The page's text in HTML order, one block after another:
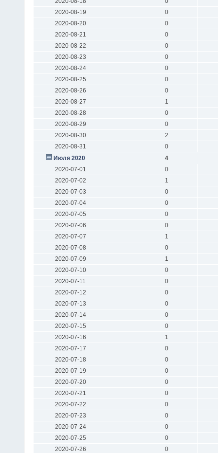
2020-08-19
0
2020-08-20
0
2020-08-21
0
2020-08-22
0
2020-08-23
0
2020-08-24
0
2020-08-25
0
2020-08-26
0
2020-08-27
1
2020-08-28
0
2020-08-29
0
2020-08-30
2
2020-08-31
0
Июля 2020
4
2020-07-01
0
2020-07-02
1
2020-07-03
0
2020-07-04
0
2020-07-05
0
2020-07-06
0
2020-07-07
1
2020-07-08
0
2020-07-09
1
2020-07-10
0
2020-07-11
0
2020-07-12
0
2020-07-13
0
2020-07-14
0
2020-07-15
0
2020-07-16
1
2020-07-17
0
2020-07-18
0
2020-07-19
0
2020-07-20
0
2020-07-21
0
2020-07-22
0
2020-07-23
0
2020-07-24
0
2020-07-25
0
2020-07-26
0